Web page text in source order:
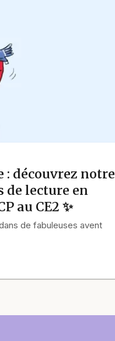
découvrez notre
de lecture en
au CE2 ✨
de fabuleuses avent